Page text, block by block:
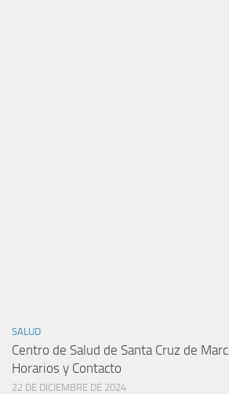
SALUD
Centro de Salud de Santa Cruz de
Horarios y Contacto
22 DE DICIEMBRE DE 2024